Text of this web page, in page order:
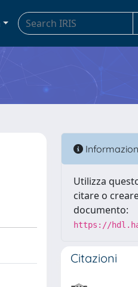
Utilizza
citare o
documento:
https://
Citazioni